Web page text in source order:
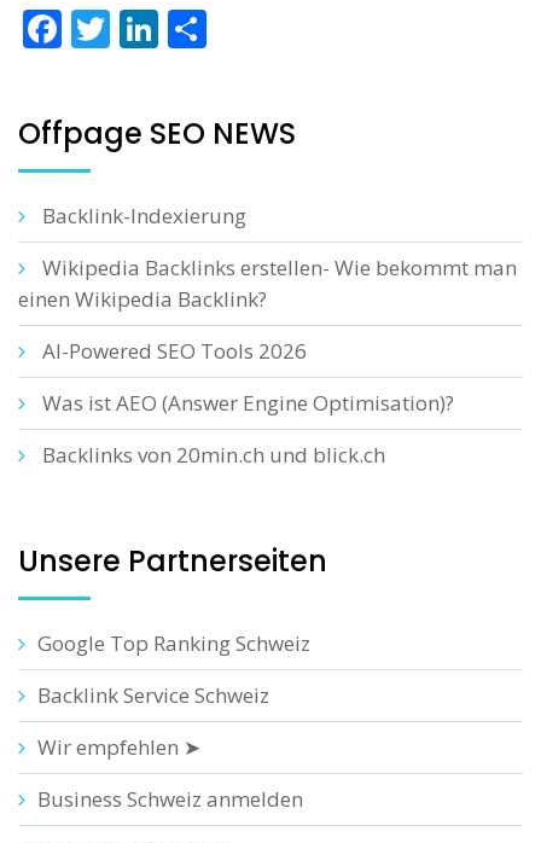
Facebook
TwitterLinkedIn
Offpage SEO NEWS
Backlink-Indexierung
Wikipedia Backlinks erstellen- Wie bekommt man
einen Wikipedia Backlink?
AI-Powered SEO Tools 2026
Was ist AEO (Answer Engine Optimisation)?
Backlinks von 20min.ch und blick.ch
Unsere Partnerseiten
Google Top Ranking Schweiz
Backlink Service Schweiz
Wir empfehlen ➤
Business Schweiz anmelden